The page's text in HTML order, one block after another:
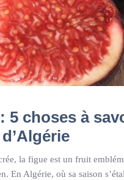
5 choses à
la figue est un fruit
En Algérie, où sa saison